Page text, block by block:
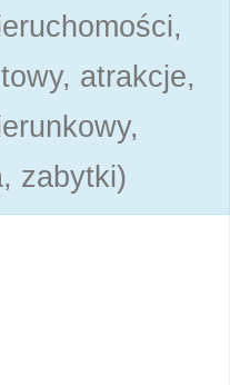
atrakcje,
zabytki)